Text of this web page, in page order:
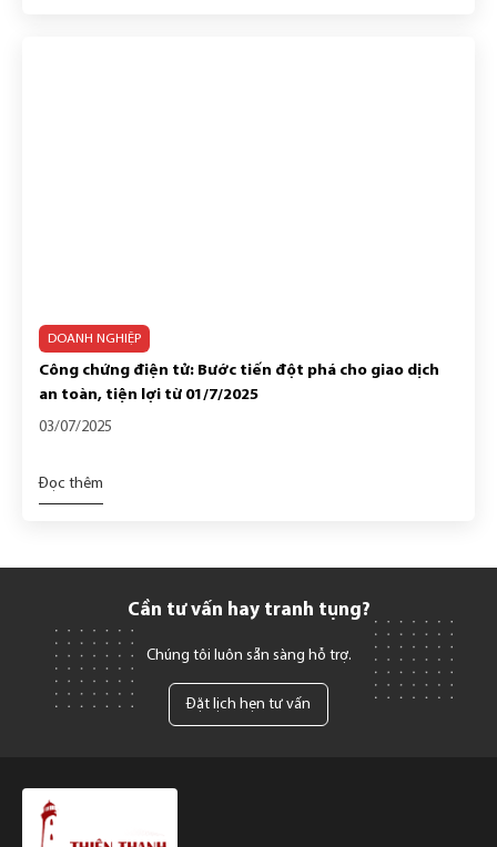
DOANH NGHIỆP
Công chứng điện tử: Bước tiến đột phá cho giao dịch
an toàn, tiện lợi từ 01/7/2025
03/07/2025
Đọc thêm
Cần tư vấn hay tranh tụng?
Chúng tôi luôn sẵn sàng hỗ trợ.
Đặt lịch hẹn tư vấn